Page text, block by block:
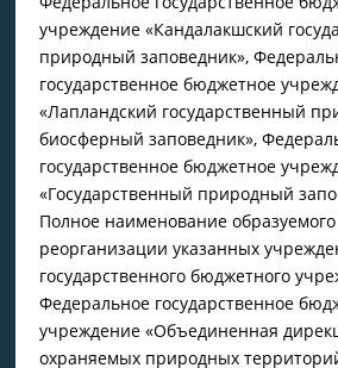
учреждение «Кандалакшский
природный заповедник»,
государственное бюджетное
«Лапландский государственный
биосферный заповедник»,
государственное бюджетное
«Государственный природный
Полное наименование образуемого
реорганизации указанных
государственного бюджетного
Федеральное государственное
учреждение «Объединенная
охраняемых природных